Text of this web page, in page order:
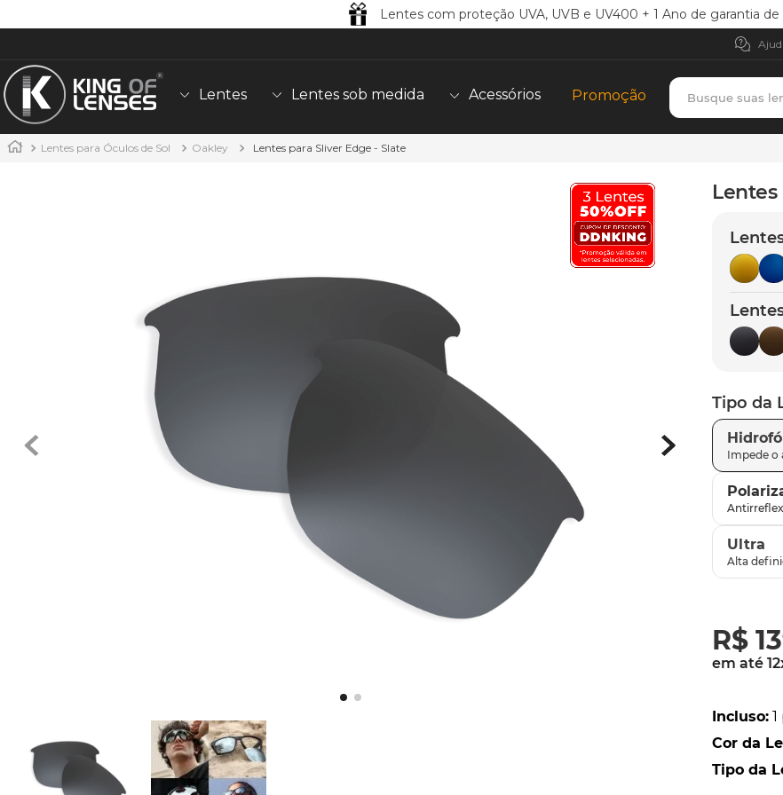
Lentes com proteção UVA, UVB e UV400 + 1 Ano de garantia de
Lentes Lentes sob medida Acessórios Promoção
Busque suas
Lentes para Óculos de Sol Oakley Lentes para Sliver Edge - Slate
Lentes
Tipo da
Ultra
R$
em até12
Incluso:
Cor da
Tipo da
º
latch